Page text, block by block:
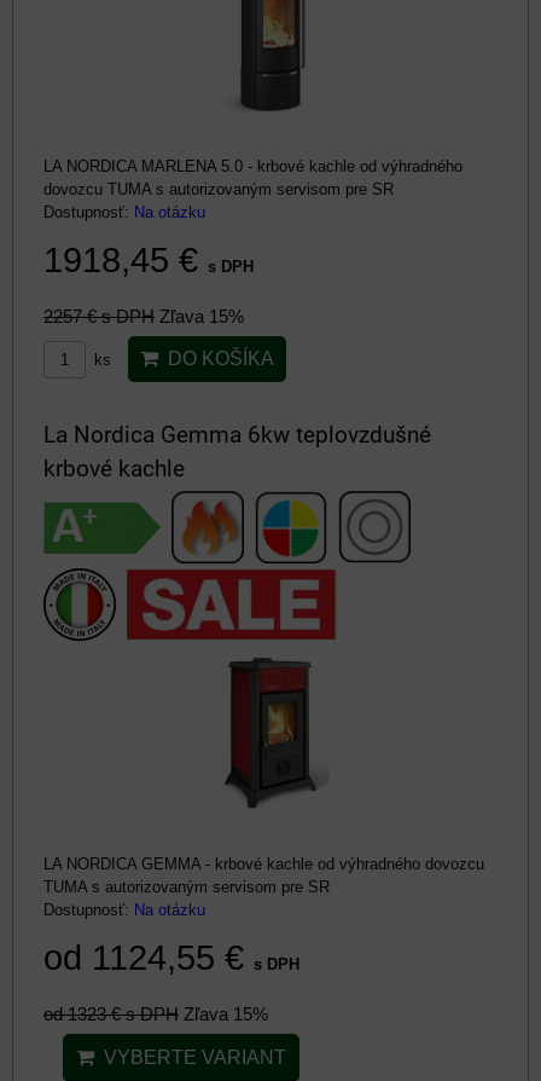
LA NORDICA MARLENA 5.0 - krbové kachle od výhradného
dovozcu TUMA s autorizovaným servisom pre SR
Dostupnosť: Na otázku
1918,45 € s DPH
2257 €s DPH Zľava 15%
ks DO KOŠÍKA
La Nordica Gemma 6kw teplovzdušné
krbové kachle
LA NORDICA GEMMA - krbové kachle od výhradného dovozcu
TUMA s autorizovaným servisom pre SR
Dostupnosť: Na otázku
od 1124,55 € s DPH
od 1323 €s DPH Zľava 15%
VYBERTE VARIANT